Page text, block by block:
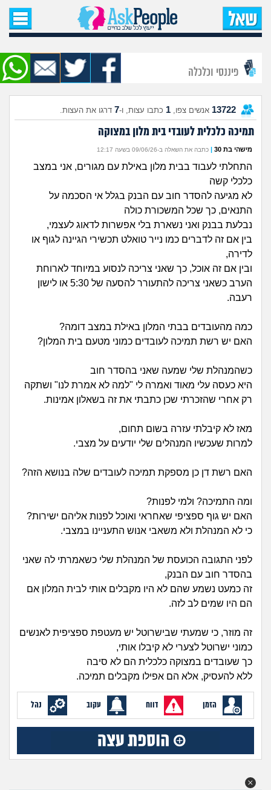
עמוד הבית
שאל שאלה
שאלות חדשות
שאלות שעוררו עניין
עצות חדשות
מתחם הטיפים
מדורים
זוגיות
הורות ומשפחה
מתבגרים
מהבקו"ם... ועד מתי?!
בית, שכנים ושותפים
שומרים על הגוף
חיות מחמד
יוקר המחיה
גאווה
חיפוש שאלות
פיננסי וכלכלה
13722 אנשים צפו, 1 כתבו עצות, ו-7 דרגו את העצות.
תמיכה כלכלית לעובדי בית מלון במצוקה
מישהי בת 30 | כתבה את השאלה ב-09/06/26 בשעה 12:17
התחלתי לעבוד בבית מלון באילת עם מגורים, אני במצב
כלכלי קשה
לא מגיעה להסדר חוב עם הבנק בגלל אי הסכמה על
התנאים, כך שכל המשכורת כולה
נבלעת בבנק ואני נשארת בלי אפשרות לדאוג לעצמי,
בין אם זה לדברים כמו נייר טואלט תכשירי הגיינה לגוף או
לדירה,
ובין אם זה אוכל, כך שאני צריכה לנסוע במיוחד לארוחת
הערב כשאני צריכה להתעורר להסעה של 5:30 או לישון
רעבה.
כמה מהעובדים בבתי המלון באילת במצב דומה?
האם יש רשת תמיכה לעובדים כמוני מטעם בית המלון?
כשהמנהלת שלי שמעה שאני בהסדר חוב
היא כעסה עלי מאוד ואמרה לי "למה לא אמרת לנו" ושתקה
רק אחרי שהזכרתי שכן כתבתי את זה בשאלון אמינות.
מאז לא קיבלתי עזרה בשום תחום,
למרות שעכשיו המנהלים שלי יודעים על מצבי.
האם רשת דן כן מספקת תמיכה לעובדים שלה בנושא הזה?
ומה התמיכה? ולמי לפנות?
האם יש גוף ספציפי שאחראי ואוכל לפנות אליהם ישירות?
כי לא המנהלת ולא משאבי אנוש התעניינו במצבי.
לפני התגובה הכועסת של המנהלת שלי כשאמרתי לה שאני
בהסדר חוב עם הבנק,
זה כמעט נשמע שהם לא היו מקבלים אותי לבית המלון אם
הם היו שמים לב לזה.
זה מוזר, כי שמעתי שבישרוטל יש מעטפת ספציפית לאנשים
כמוני ישרוטל לצערי לא קיבלו אותי,
כך שעובדים במצוקה כלכלית הם לא סיבה
ללא להעסיק, אלא הם אפילו מקבלים תמיכה.
הזמן דווח עקוב נהל